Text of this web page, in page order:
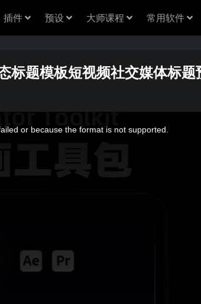
插件 预设 大师课程 常用软件
标题模板短视频社交媒体标题
or because the format is not supported.